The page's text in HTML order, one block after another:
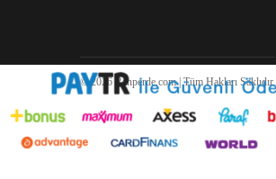
© 2026 Ranperde.com | Tüm Hakları Saklıdır.